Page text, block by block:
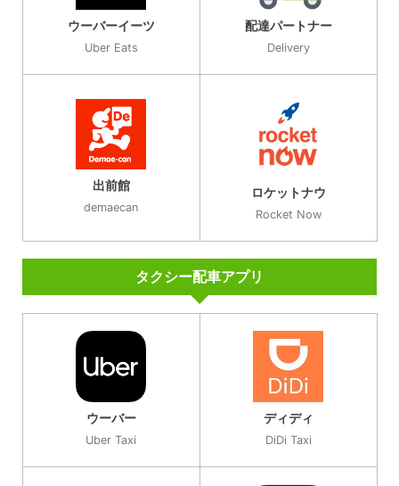
ウーバーイーツ
Uber Eats
配達パートナー
Delivery
出前館
demaecan
ロケットナウ
Rocket Now
タクシー配車アプリ
ウーバー
Uber Taxi
ディディ
DiDi Taxi